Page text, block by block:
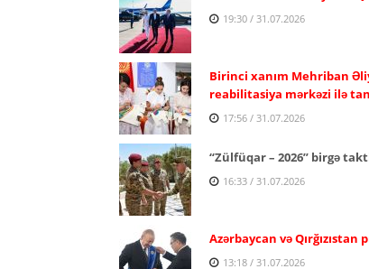
19:30 / 31.07.2026
Birinci xanım Mehriban
reabilitasiya mərkəzi ilə
17:56 / 31.07.2026
“Zülfüqar – 2026” birgə
16:33 / 31.07.2026
Azərbaycan və
13:18 / 31.07.2026